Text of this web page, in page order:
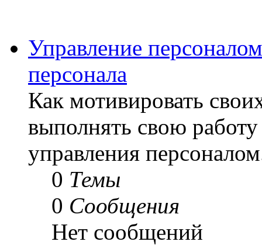
Управление
персонала
Как мотивировать
выполнять свою
управления
0 Темы
0 Сообщения
Нет сообщений